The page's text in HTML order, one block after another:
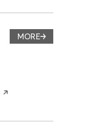
업무분야 페이지 이
MORE